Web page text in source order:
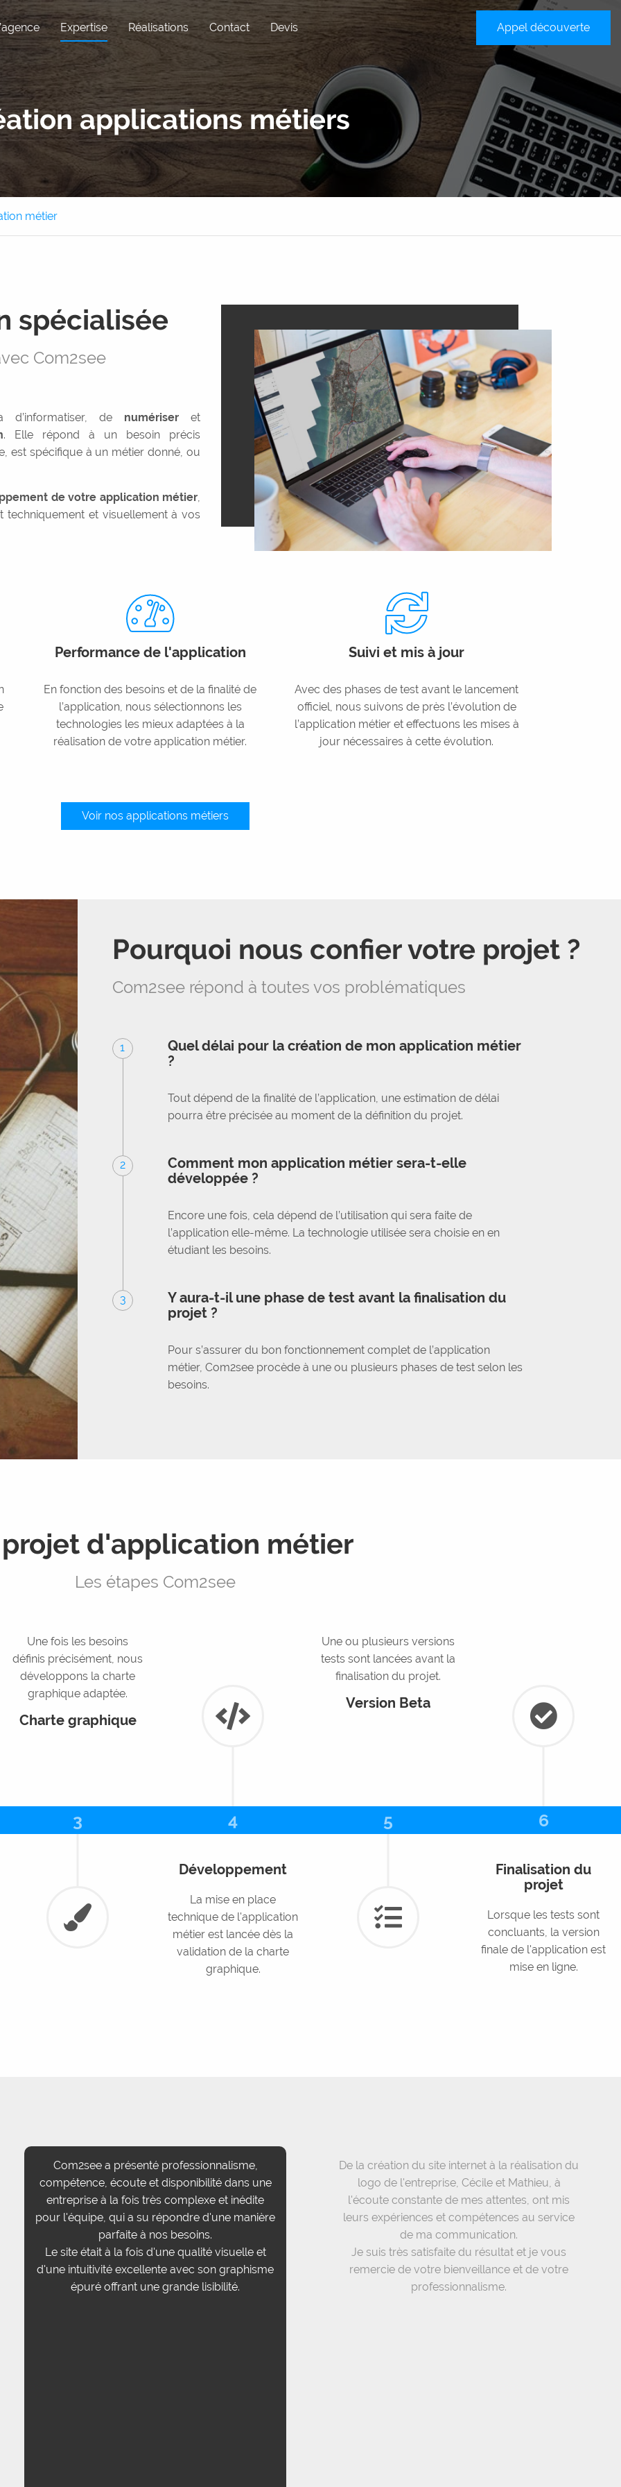
Expertise
Pôle Com
Réseaux sociaux
Graphisme
Rédaction
Expérience utilisateur
Maintenance
WordPress
Sous-traitance
Réalisations Contact Devis Appel découverte
applications métiers
métier
spécialisée
Com2see
d’informatiser, de numériser et
. Elle répond à un besoin précis
est spécifique à un métier donné, ou
de votre application métier,
techniquement et visuellement à vos
Performance de l'application
En fonction des besoins et de la finalité de
l’application, nous sélectionnons les
technologies les mieux adaptées à la
réalisation de votre application métier.
Suivi et mis à jour
Avec des phases de test avant le lancement
officiel, nous suivons de près l’évolution de
l’application métier et effectuons les mises à
jour nécessaires à cette évolution.
Voir nos applications métiers
Pourquoi nous confier votre projet ?
Com2see répond à toutes vos problématiques
1
Quel délai pour la création de mon application métier
?
Tout dépend de la finalité de l’application, une estimation de délai
pourra être précisée au moment de la définition du projet.
2
Comment mon application métier sera-t-elle
développée ?
Encore une fois, cela dépend de l’utilisation qui sera faite de
l’application elle-même. La technologie utilisée sera choisie en en
étudiant les besoins.
3
Y aura-t-il une phase de test avant la finalisation du
projet ?
Pour s’assurer du bon fonctionnement complet de l’application
métier, Com2see procède à une ou plusieurs phases de test selon les
besoins.
d'application métier
Les étapes Com2see
Une fois les besoins
définis précisément, nous
développons la charte
graphique adaptée.
Charte graphique
3 4
Développement
La mise en place
technique de l'application
métier est lancée dès la
validation de la charte
graphique.
Une ou plusieurs versions
tests sont lancées avant la
finalisation du projet.
Version Beta
5 6
Finalisation du
projet
Lorsque les tests sont
concluants, la version
finale de l'application est
mise en ligne.
Com2see a présenté professionnalisme,
compétence, écoute et disponibilité dans une
entreprise à la fois très complexe et inédite
pour l'équipe, qui a su répondre d'une manière
parfaite à nos besoins.
Le site était à la fois d'une qualité visuelle et
d'une intuitivité excellente avec son graphisme
épuré offrant une grande lisibilité.
De la création du site internet à la réalisation du
logo de l'entreprise, Cécile et Mathieu, à
l'écoute constante de mes attentes, ont mis
leurs expériences et compétences au service
de ma communication.
Je suis très satisfaite du résultat et je vous
remercie de votre bienveillance et de votre
professionnalisme.